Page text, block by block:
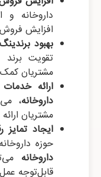
داروخانه و
افزایش
بهبود
تقویت
مشتریان
ارائه خدمات
داروخانه،
مشتریان
ایجاد تمایز
حوزه
داروخانه
قابل‌توجه